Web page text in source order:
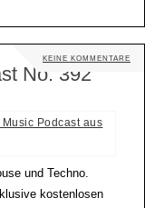
KEINE KOMMENTARE
No. 392
Podcast aus
und Techno.
kostenlosen